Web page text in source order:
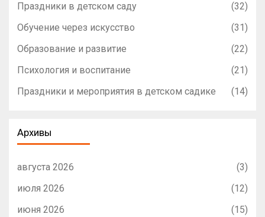
Праздники в детском саду
(32)
Обучение через искусство
(31)
Образование и развитие
(22)
Психология и воспитание
(21)
Праздники и мероприятия в детском садике
(14)
Архивы
августа 2026
(3)
июля 2026
(12)
июня 2026
(15)